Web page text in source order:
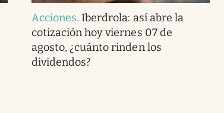
Acciones. Iberdrola: así abre la
cotización hoy viernes 07 de
agosto, ¿cuánto rinden los
dividendos?